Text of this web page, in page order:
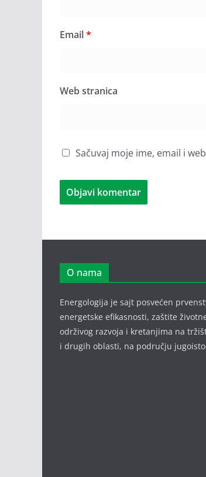
Email*
Web stranica
Sačuvaj moje ime, email i
O nama
Energologija je sajt posvećen
energetske efikasnosti, zaštite
održivog razvoja i kretanjima na
i drugih oblasti, na području